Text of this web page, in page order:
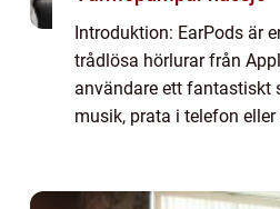
Introduktion: EarPods är
trådlösa hörlurar från
användare ett fantastiskt
musik, prata i telefon